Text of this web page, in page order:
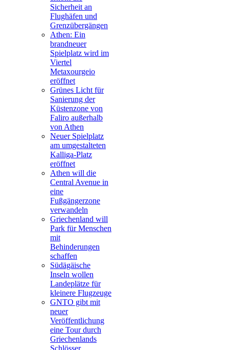
Sicherheit an
Flughäfen und
Grenzübergängen
Athen: Ein
brandneuer
Spielplatz wird im
Viertel
Metaxourgeio
eröffnet
Grünes Licht für
Sanierung der
Küstenzone von
Faliro außerhalb
von Athen
Neuer Spielplatz
am umgestalteten
Kalliga-Platz
eröffnet
Athen will die
Central Avenue in
eine
Fußgängerzone
verwandeln
Griechenland will
Park für Menschen
mit
Behinderungen
schaffen
Südägäische
Inseln wollen
Landeplätze für
kleinere Flugzeuge
GNTO gibt mit
neuer
Veröffentlichung
eine Tour durch
Griechenlands
Schlösser